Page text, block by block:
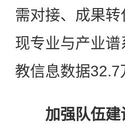
需对接、成果
现专业与产业
教信息数据
加强队伍建